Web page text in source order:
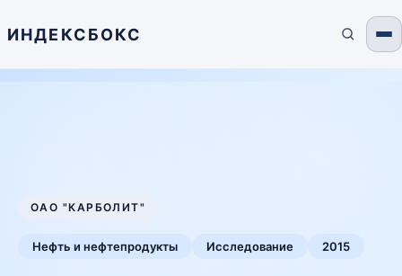
ИНДЕКСБОКС
ОАО "КАРБОЛИТ"
Нефть и нефтепродукты Исследование 2015